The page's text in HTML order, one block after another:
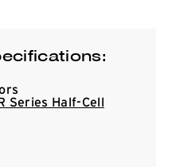
Series Half-Cell